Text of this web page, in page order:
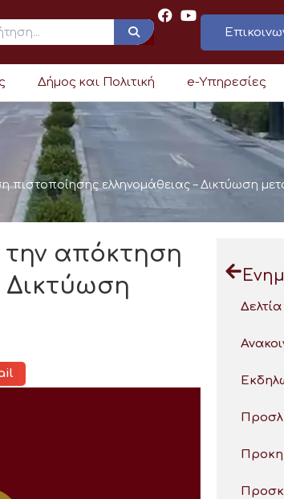
Δήμος και Πολιτική e-Υπηρεσίες
πιστοποίησης ελληνομάθειας – Δικτύωση
απόκτηση
Δικτύωση